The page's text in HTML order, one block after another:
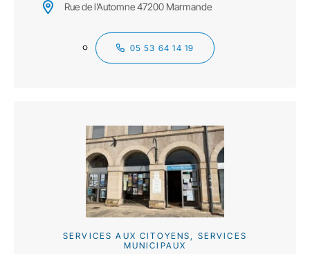
Rue de l’Automne 47200 Marmande
05 53 64 14 19
SERVICES AUX CITOYENS, SERVICES
MUNICIPAUX